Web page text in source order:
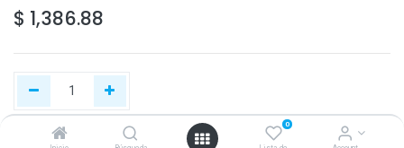
0
$ 1,386.88